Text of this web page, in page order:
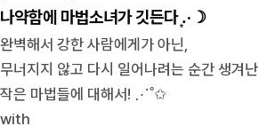
나약함에 마법소녀가 깃든다 .͙·☽
완벽해서 강한 사람에게가 아닌,
무너지지 않고 다시 일어나려는 순간 생겨난
작은 마법들에 대해서! ⋰˚✩
with